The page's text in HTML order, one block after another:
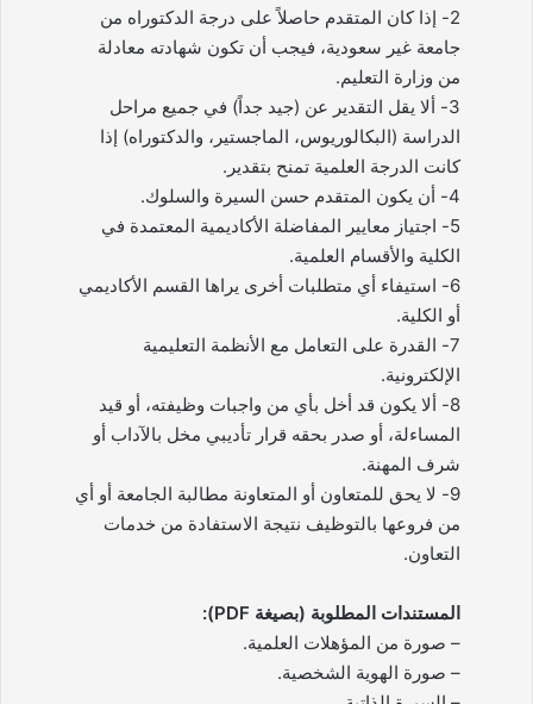
2- إذا كان المتقدم حاصلاً على درجة الدكتوراه من
جامعة غير سعودية، فيجب أن تكون شهادته معادلة
من وزارة التعليم.
3- ألا يقل التقدير عن (جيد جداً) في جميع مراحل
الدراسة (البكالوريوس، الماجستير، والدكتوراه) إذا
كانت الدرجة العلمية تمنح بتقدير.
4- أن يكون المتقدم حسن السيرة والسلوك.
5- اجتياز معايير المفاضلة الأكاديمية المعتمدة في
الكلية والأقسام العلمية.
6- استيفاء أي متطلبات أخرى يراها القسم الأكاديمي
أو الكلية.
7- القدرة على التعامل مع الأنظمة التعليمية
الإلكترونية.
8- ألا يكون قد أخل بأي من واجبات وظيفته، أو قيد
المساءلة، أو صدر بحقه قرار تأديبي مخل بالآداب أو
شرف المهنة.
9- لا يحق للمتعاون أو المتعاونة مطالبة الجامعة أو أي
من فروعها بالتوظيف نتيجة الاستفادة من خدمات
التعاون.
المستندات المطلوبة (بصيغة PDF):
– صورة من المؤهلات العلمية.
– صورة الهوية الشخصية.